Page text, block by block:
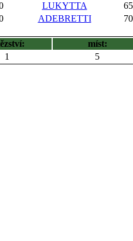
LUKYTTA
ADEBRETTI
míst:
1 5